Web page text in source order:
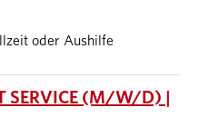
oder Aushilfe
SERVICE (M/W/D) |